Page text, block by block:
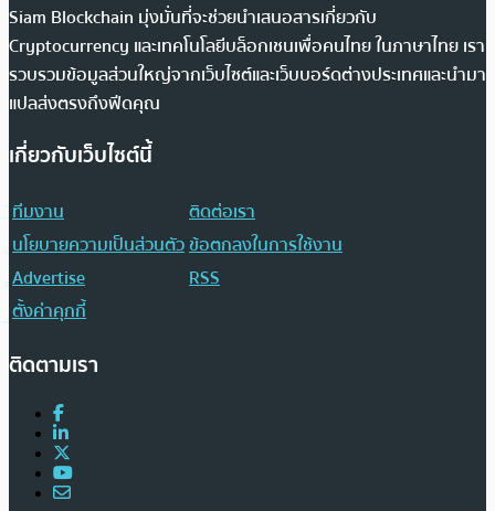
Siam Blockchain มุ่งมั่นที่จะช่วยนำเสนอสารเกี่ยวกับ
Cryptocurrency และเทคโนโลยีบล็อกเชนเพื่อคนไทย ในภาษาไทย เรา
รวบรวมข้อมูลส่วนใหญ่จากเว็บไซต์และเว็บบอร์ดต่างประเทศและนำมา
แปลส่งตรงถึงฟีดคุณ
เกี่ยวกับเว็บไซต์นี้
ทีมงาน
ติดต่อเรา
นโยบายความเป็นส่วนตัวข้อตกลงในการใช้งาน
Advertise
RSS
ตั้งค่าคุกกี้
ติดตามเรา